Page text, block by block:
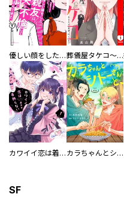
優しい顔をした親友は、夫と不倫して私の家に入り込んできた。 葬儀屋タケコ～あなたの最期、叶えます【電子単行本版】
カワイイ恋は着飾らない カラちゃんとシトーさんと、 【分冊版】
SF